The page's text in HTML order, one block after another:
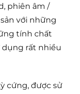
phiên âm /
sản với những
tính chất
rất nhiều
cứng, được sử